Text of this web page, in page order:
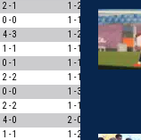
2 - 1 1 - 2
0 - 0 1 - 1
1
4 - 3 1 - 2
1 - 1 1 - 1
3
0 - 1 1 - 1
2 - 2 1 - 1
0 - 0 1 - 3
2 - 2 1 - 1
4 - 0 2 - 0
1 - 1 1 - 2
0